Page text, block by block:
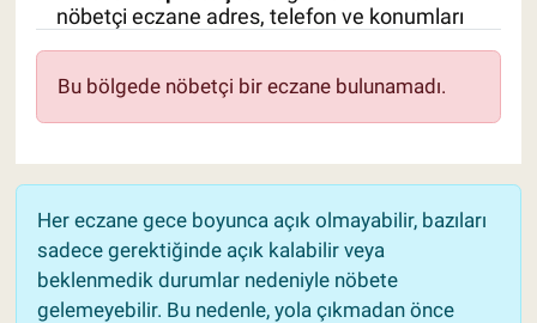
nöbetçi eczane adres, telefon ve konumları
Bu bölgede nöbetçi bir eczane bulunamadı.
Her eczane gece boyunca açık olmayabilir, bazıları
sadece gerektiğinde açık kalabilir veya
beklenmedik durumlar nedeniyle nöbete
gelemeyebilir. Bu nedenle, yola çıkmadan önce
Et fiyatları
Tarım Bilgisi
Yetiştirici Soruyor
Dünyada Tarım